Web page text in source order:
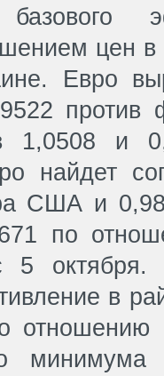
цен в
Евро
против
1,0508 и
найдет
США и
по
5
в
отношению